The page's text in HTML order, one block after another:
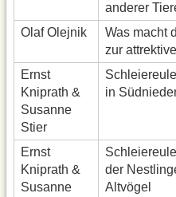
anderer
Olaf Olejnik
Was macht
zur
Ernst
Kniprath &
Susanne
Stier
Schleiereule
in
Ernst
Kniprath &
Susanne
Schleiereule
der
Altvögel